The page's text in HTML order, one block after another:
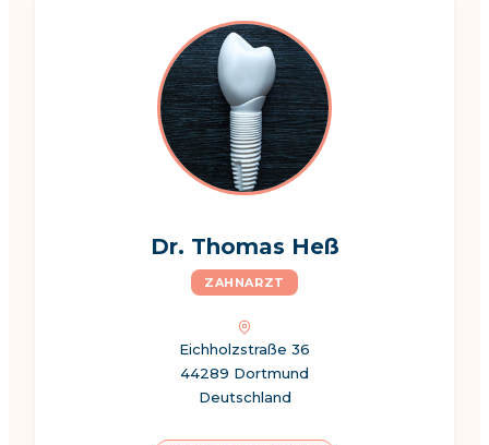
Dr. Thomas Heß
ZAHNARZT
Eichholzstraße 36
44289 Dortmund
Deutschland